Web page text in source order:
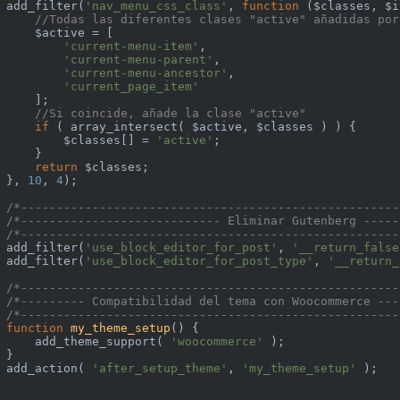
add_filter( 'nav_menu_css_class' , function
($classes,
//Todas las diferentes clases "active" añadidas por
    $active = [
'current-menu-item' ,
'current-menu-parent' ,
'current-menu-ancestor' ,
'current_page_item'
    ];
//Si coincide, añade la clase "active"
if ( array_intersect( $active, $classes ) ) {
        $classes[] =
'active' ;
    }
return $classes;
}, 10 , 4);
/
/*---------------------------- Eliminar Gutenberg
/
add_filter( 'use_block_editor_for_post' ,
add_filter( 'use_block_editor_for_post_type' ,
/
/*--------- Compatibilidad del tema con Woocommerce
/
function my_theme_setup ()
{
    add_theme_support(
'woocommerce'
);
}
add_action(
'after_setup_theme' , 'my_theme_setup' );